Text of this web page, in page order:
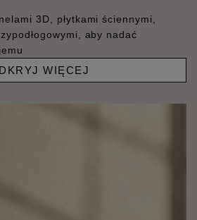
3D, płytkami ściennymi,
aby nadać
WIĘCEJ